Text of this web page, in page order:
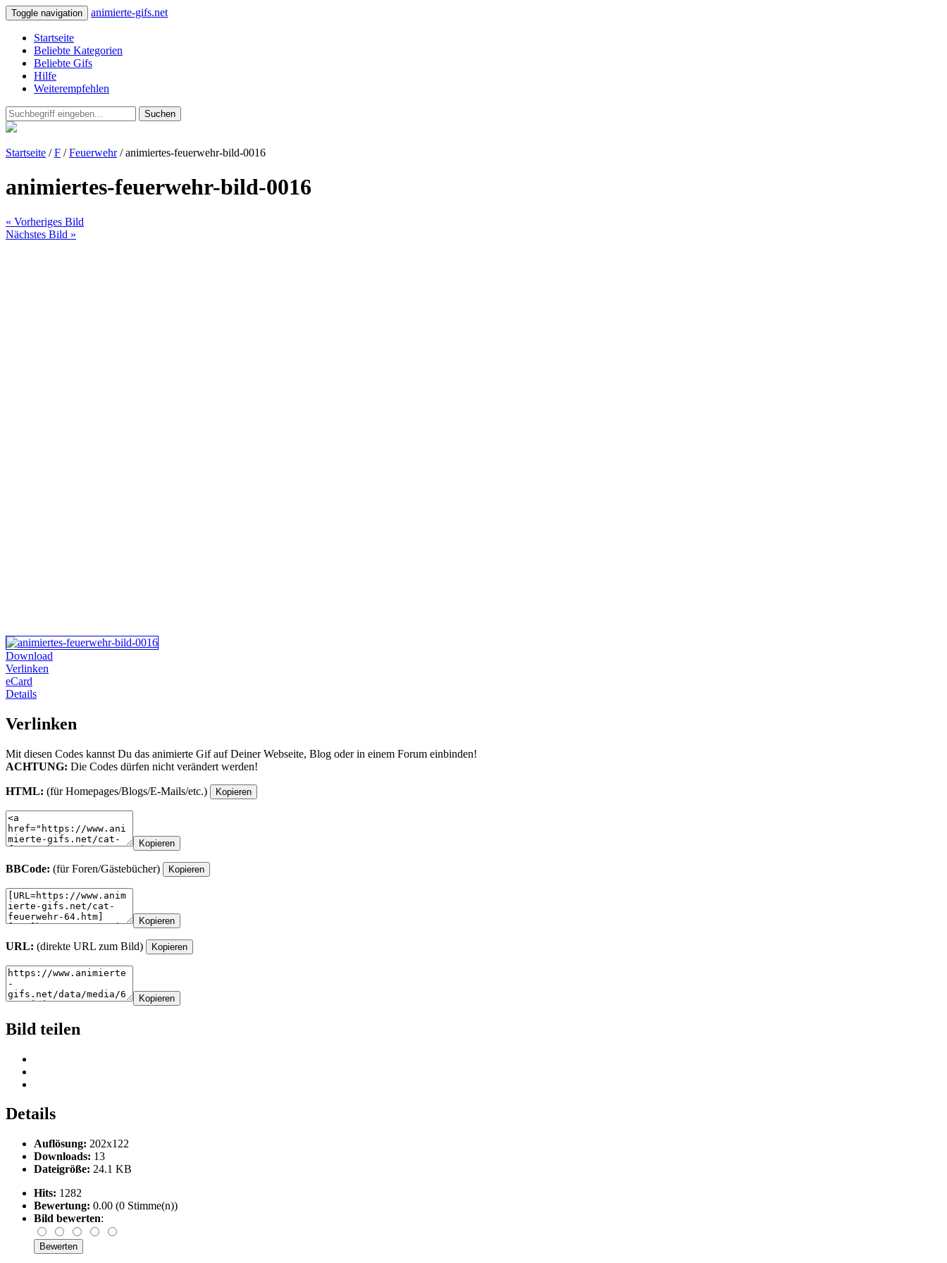
Toggle navigation animierte-gifs.net
Startseite
Beliebte Kategorien
Beliebte Gifs
Hilfe
Weiterempfehlen
Suchen
Startseite /F /Feuerwehr/ animiertes-feuerwehr-bild-0016
animiertes-feuerwehr-bild-0016
« Vorheriges Bild
Nächstes Bild »
Download
Verlinken
eCard
Details
Verlinken
Mit diesen Codes kannst Du das animierte Gif auf Deiner Webseite, Blog oder in einem Forum einbinden!
ACHTUNG: Die Codes dürfen nicht verändert werden!
HTML: (für Homepages/Blogs/E-Mails/etc.) Kopieren
Kopieren
BBCode: (für Foren/Gästebücher) Kopieren
Kopieren
URL: (direkte URL zum Bild) Kopieren
Kopieren
Bild teilen
Details
Auflösung: 202x122
Downloads: 13
Dateigröße: 24.1 KB
Hits: 1282
Bewertung: 0.00 (0 Stimme(n))
Bild bewerten: